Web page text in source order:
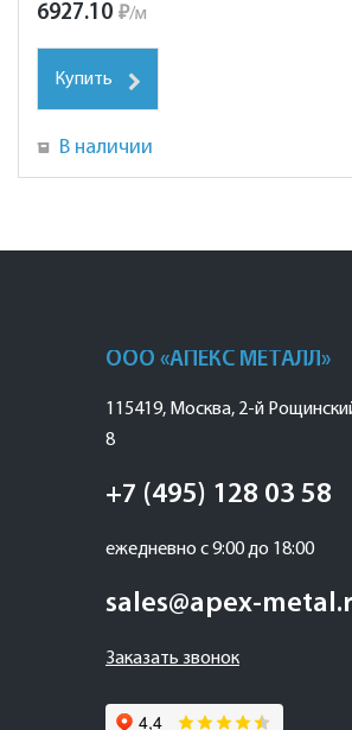
6927.10 ₽/м
Купить
В наличии
ООО «АПЕКС МЕТАЛЛ»
115419, Москва, 2-й
8
+7 (495) 128 03 58
ежедневно с 9:00 до 18:00
sales@apex-
Заказать звонок